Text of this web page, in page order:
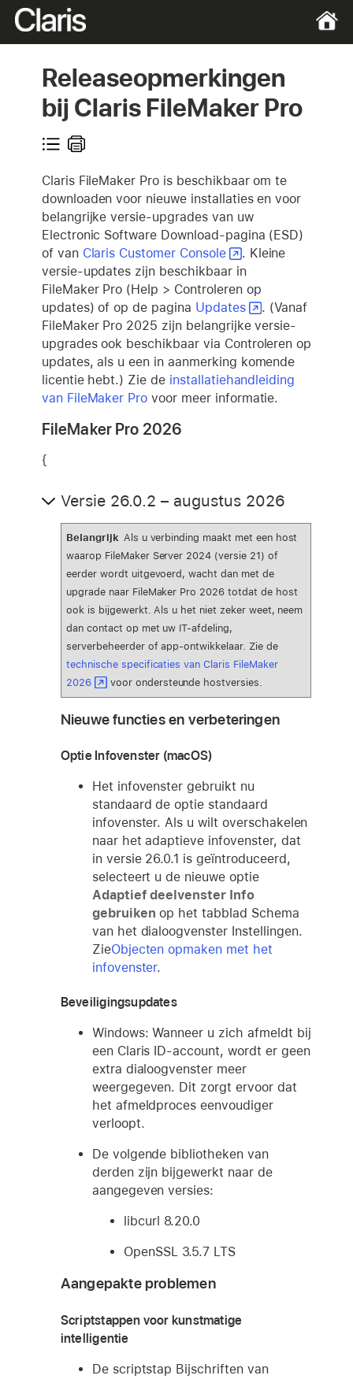
Releaseopmerkingen
bij Claris FileMaker Pro
Claris FileMaker Pro is beschikbaar om te
downloaden voor nieuwe installaties en voor
belangrijke versie-upgrades van uw
Electronic Software Download-pagina (ESD)
of van Claris Customer Console
. Kleine
versie-updates zijn beschikbaar in
FileMaker Pro (Help > Controleren op
updates) of op de pagina Updates
. (Vanaf
FileMaker Pro 2025 zijn belangrijke versie-
upgrades ook beschikbaar via Controleren op
updates, als u een in aanmerking komende
licentie hebt.) Zie de installatiehandleiding
van FileMaker Pro voor meer informatie.
FileMaker Pro 2026
{
Versie 26.0.2 – augustus 2026
Belangrijk Als u verbinding maakt met een host
waarop FileMaker Server 2024 (versie 21) of
eerder wordt uitgevoerd, wacht dan met de
upgrade naar FileMaker Pro 2026 totdat de host
ook is bijgewerkt. Als u het niet zeker weet, neem
dan contact op met uw IT-afdeling,
serverbeheerder of app-ontwikkelaar. Zie de
technische specificaties van Claris FileMaker
2026
voor ondersteunde hostversies.
Nieuwe functies en verbeteringen
Optie Infovenster (macOS)
Het infovenster gebruikt nu
standaard de optie standaard
infovenster. Als u wilt overschakelen
naar het adaptieve infovenster, dat
in versie 26.0.1 is geïntroduceerd,
selecteert u de nieuwe optie
Adaptief deelvenster Info
gebruiken op het tabblad Schema
van het dialoogvenster Instellingen.
ZieObjecten opmaken met het
infovenster.
Beveiligingsupdates
Windows: Wanneer u zich afmeldt bij
een Claris ID-account, wordt er geen
extra dialoogvenster meer
weergegeven. Dit zorgt ervoor dat
het afmeldproces eenvoudiger
verloopt.
De volgende bibliotheken van
derden zijn bijgewerkt naar de
aangegeven versies:
libcurl 8.20.0
OpenSSL 3.5.7 LTS
Aangepakte problemen
Scriptstappen voor kunstmatige
intelligentie
De scriptstap Bijschriften van